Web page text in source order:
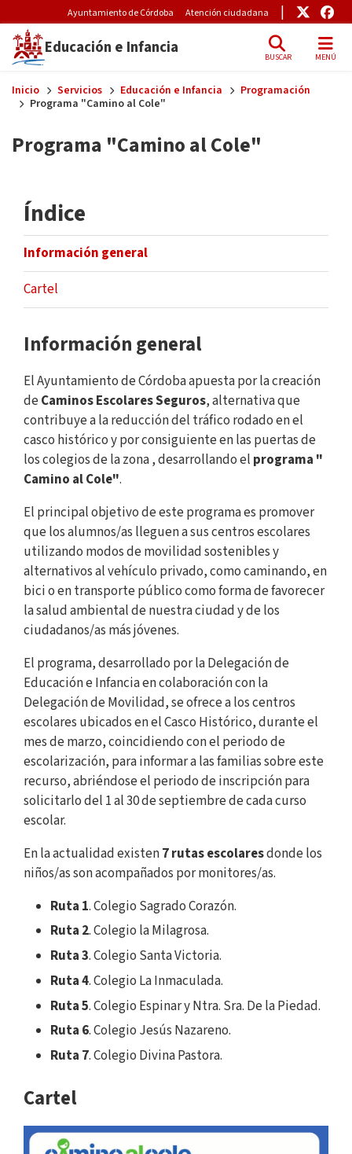
Pre-Header Microsite
Ayuntamiento de Córdoba Atención ciudadana Enlace
Educación e Infancia BUSCAR MENÚ
Inicio Servicios Educación e Infancia
Programación
Programa "Camino al Cole"
Programa "Camino al Cole"
Índice
Información general
Cartel
Información general
El Ayuntamiento de Córdoba apuesta por la creación
deCaminos Escolares Seguros, alternativa que
contribuye a la reducción del tráfico rodado en el
casco histórico y por consiguiente en las puertas de
los colegios de la zona , desarrollando el programa "
Camino al Cole".
El principal objetivo de este programa es promover
que los alumnos/as lleguen a sus centros escolares
utilizando modos de movilidad sostenibles y
alternativos al vehículo privado, como caminando, en
bici o en transporte público como forma de favorecer
la salud ambiental de nuestra ciudad y de los
ciudadanos/as más jóvenes.
El programa, desarrollado por la Delegación de
Educación e Infancia en colaboración con la
Delegación de Movilidad, se ofrece a los centros
escolares ubicados en el Casco Histórico, durante el
mes de marzo, coincidiendo con el periodo de
escolarización, para informar a las familias sobre este
recurso, abriéndose el periodo de inscripción para
solicitarlo del 1 al 30 de septiembre de cada curso
escolar.
En la actualidad existen7 rutas escolaresdonde los
niños/as son acompañados por monitores/as.
Ruta 1. Colegio Sagrado Corazón.
Ruta 2. Colegio la Milagrosa.
Ruta 3. Colegio Santa Victoria.
Ruta 4. Colegio La Inmaculada.
Ruta 5. Colegio Espinar y Ntra. Sra. De la Piedad.
Ruta 6. Colegio Jesús Nazareno.
Ruta 7. Colegio Divina Pastora.
Cartel